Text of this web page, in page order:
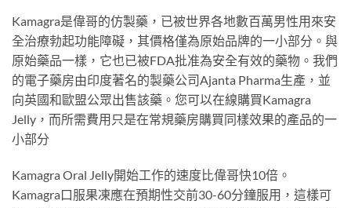
Kamagra是偉哥的仿製藥，已被世界各地數百萬男性用來安
全治療勃起功能障礙，其價格僅為原始品牌的一小部分。與
原始藥品一樣，它也已被FDA批准為安全有效的藥物。我們
的電子藥房由印度著名的製藥公司Ajanta Pharma生產，並
向英國和歐盟公眾出售該藥。您可以在線購買Kamagra
Jelly，而所需費用只是在常規藥房購買同樣效果的產品的一
小部分
Kamagra Oral Jelly開始工作的速度比偉哥快10倍。
Kamagra口服果凍應在預期性交前30-60分鐘服用，這樣可